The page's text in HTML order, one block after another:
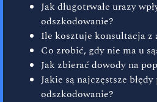
Jak długotrwałe urazy
odszkodowanie?
Ile kosztuje konsultacja z
Co zrobić, gdy nie ma u
Jak zbierać dowody na
Jakie są najczęstsze
odszkodowanie?